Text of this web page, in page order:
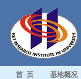
首 页 基地概况